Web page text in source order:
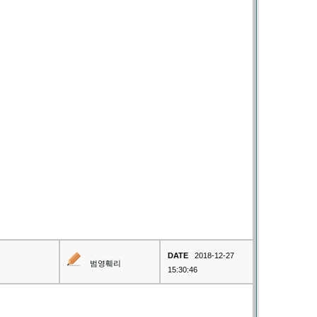
범영훼리
DATE2018-12-27
15:30:46